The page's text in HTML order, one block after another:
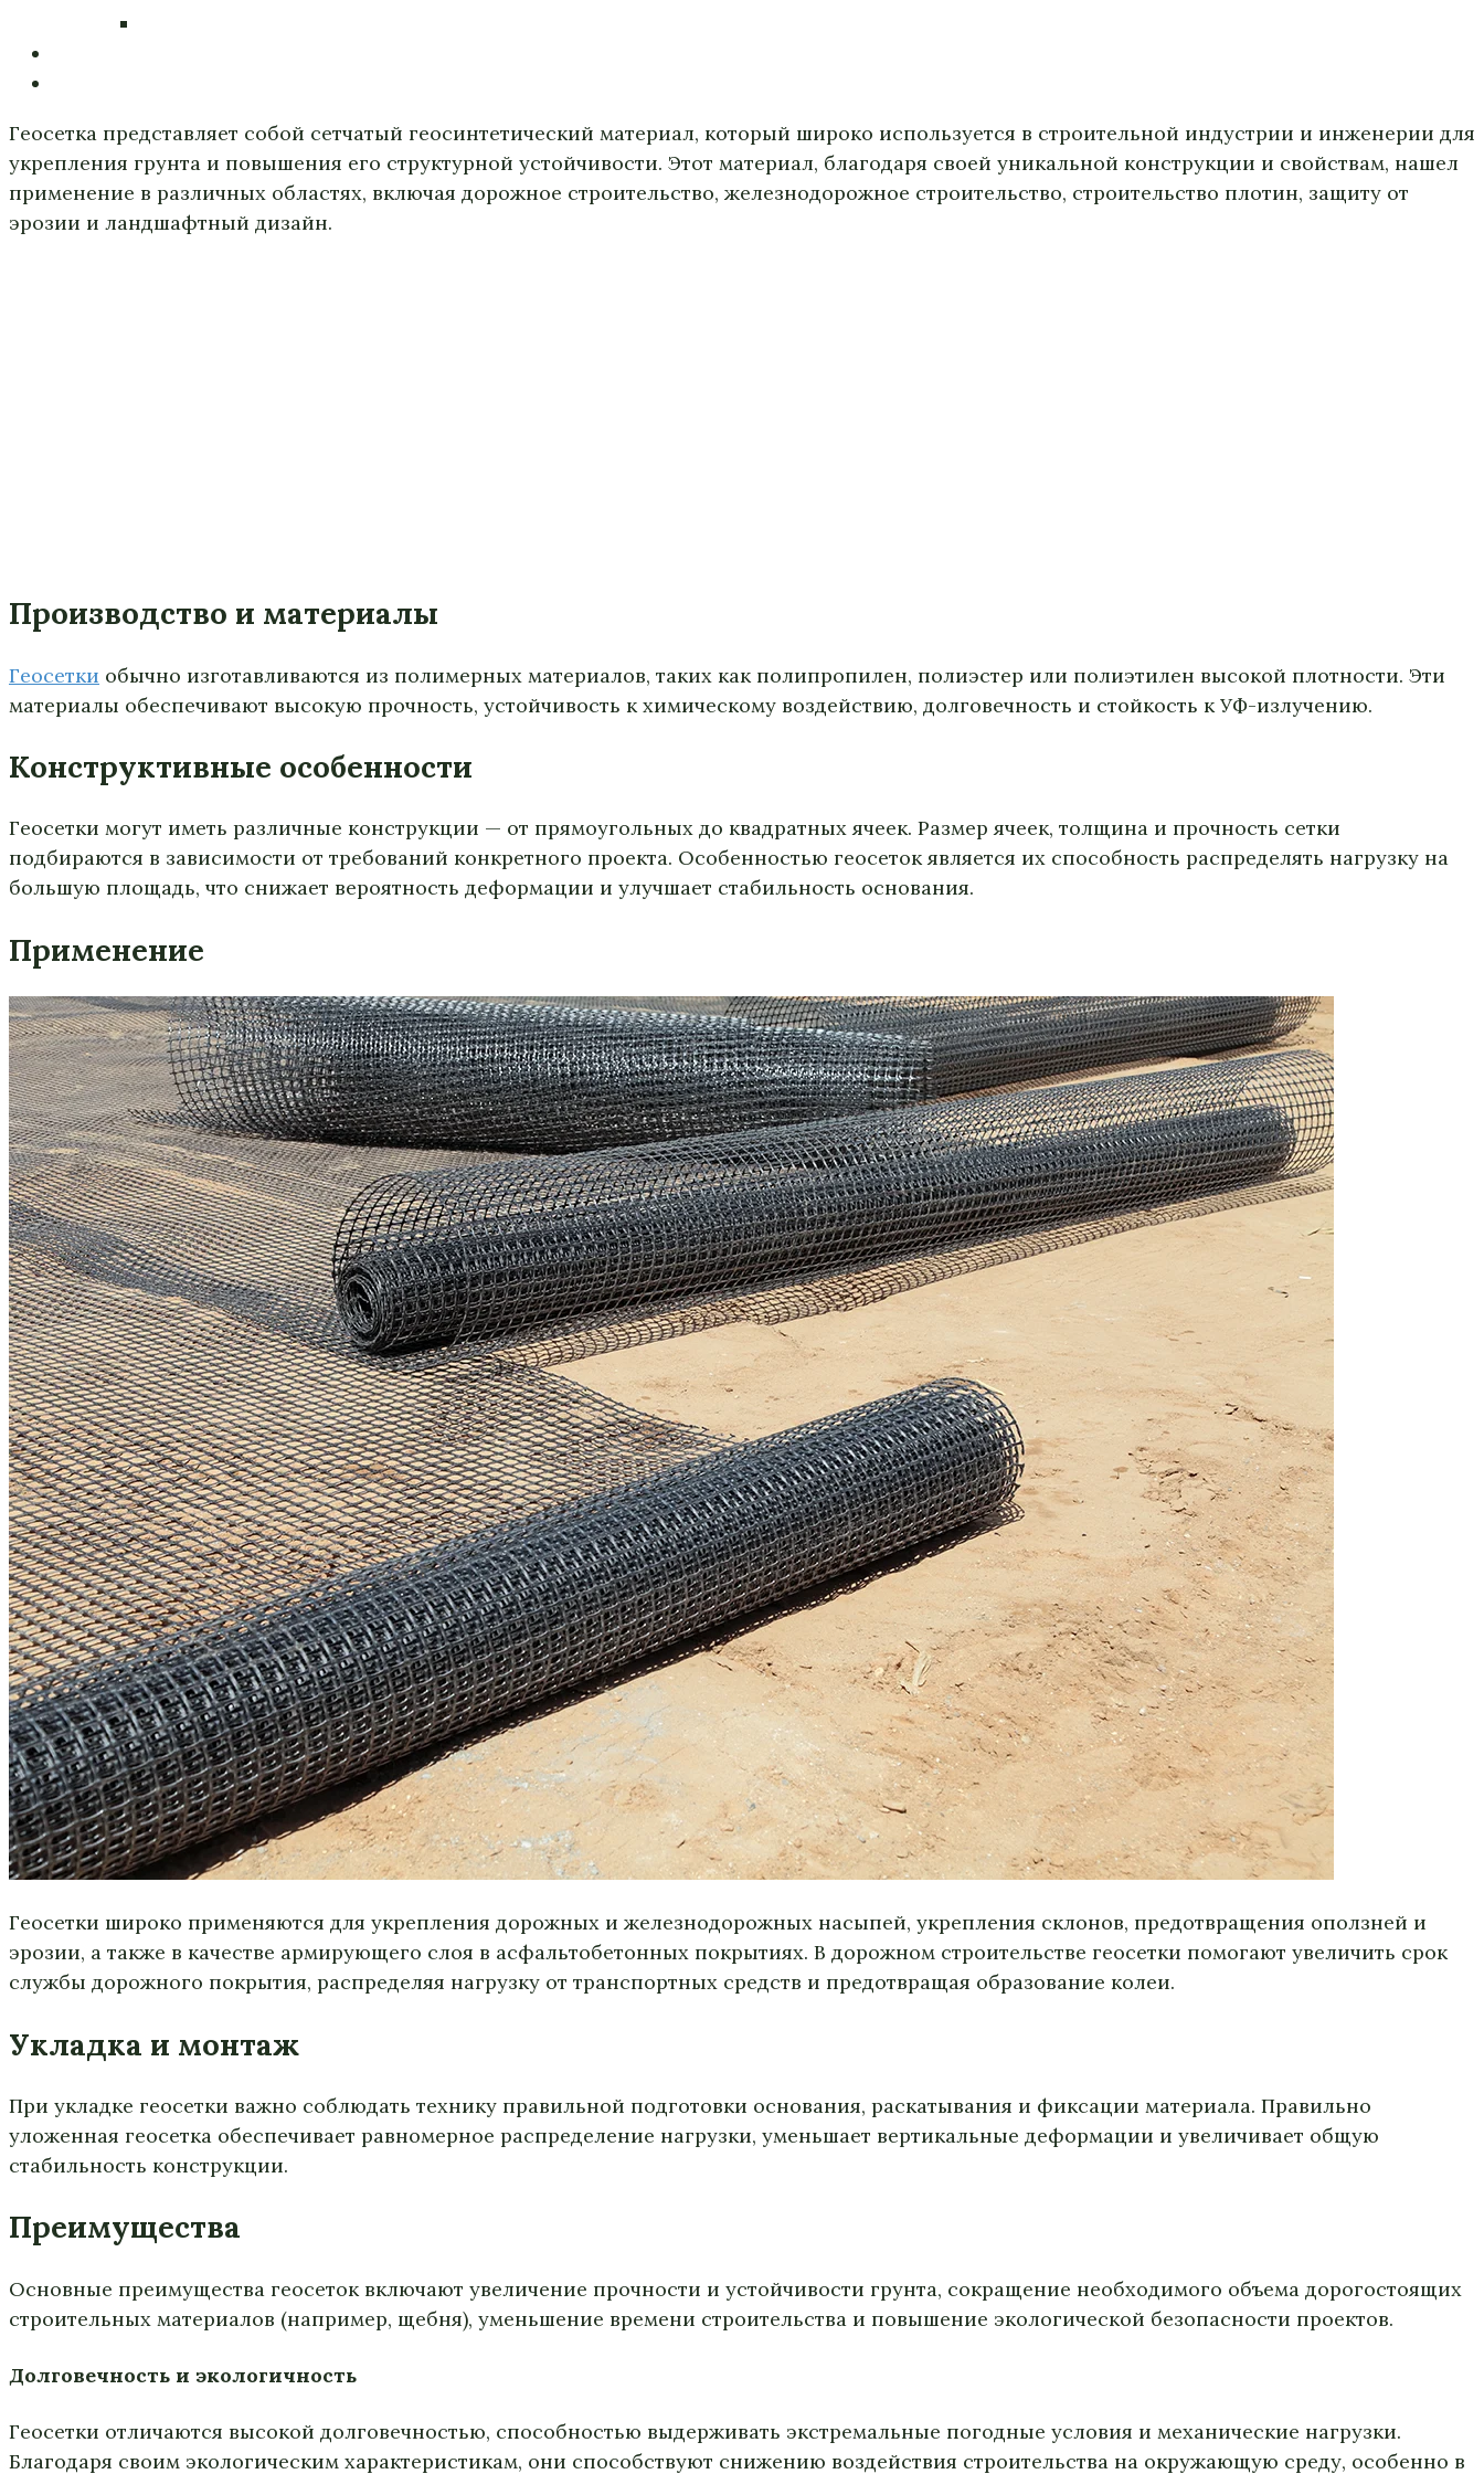
Геосетка представляет собой сетчатый геосинтетический материал, который широко используется в строительной индустрии и инженерии для
укрепления грунта и повышения его структурной устойчивости. Этот материал, благодаря своей уникальной конструкции и свойствам, нашел
применение в различных областях, включая дорожное строительство, железнодорожное строительство, строительство плотин, защиту от
эрозии и ландшафтный дизайн.
Производство и материалы
Геосетки обычно изготавливаются из полимерных материалов, таких как полипропилен, полиэстер или полиэтилен высокой плотности. Эти
материалы обеспечивают высокую прочность, устойчивость к химическому воздействию, долговечность и стойкость к УФ-излучению.
Конструктивные особенности
Геосетки могут иметь различные конструкции — от прямоугольных до квадратных ячеек. Размер ячеек, толщина и прочность сетки
подбираются в зависимости от требований конкретного проекта. Особенностью геосеток является их способность распределять нагрузку на
большую площадь, что снижает вероятность деформации и улучшает стабильность основания.
Применение
Геосетки широко применяются для укрепления дорожных и железнодорожных насыпей, укрепления склонов, предотвращения оползней и
эрозии, а также в качестве армирующего слоя в асфальтобетонных покрытиях. В дорожном строительстве геосетки помогают увеличить срок
службы дорожного покрытия, распределяя нагрузку от транспортных средств и предотвращая образование колеи.
Укладка и монтаж
При укладке геосетки важно соблюдать технику правильной подготовки основания, раскатывания и фиксации материала. Правильно
уложенная геосетка обеспечивает равномерное распределение нагрузки, уменьшает вертикальные деформации и увеличивает общую
стабильность конструкции.
Преимущества
Основные преимущества геосеток включают увеличение прочности и устойчивости грунта, сокращение необходимого объема дорогостоящих
строительных материалов (например, щебня), уменьшение времени строительства и повышение экологической безопасности проектов.
Долговечность и экологичность
Геосетки отличаются высокой долговечностью, способностью выдерживать экстремальные погодные условия и механические нагрузки.
Благодаря своим экологическим характеристикам, они способствуют снижению воздействия строительства на окружающую среду, особенно в